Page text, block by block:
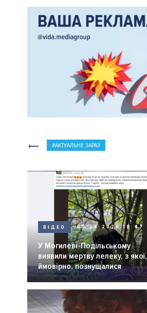
АКТУАЛЬНЕ ЗАРАЗ
ВІДЕО 05.08.2026 10:47
У Могилеві-Подільському
виявили мертву лелеку, з якої,
ймовірно, познущалися